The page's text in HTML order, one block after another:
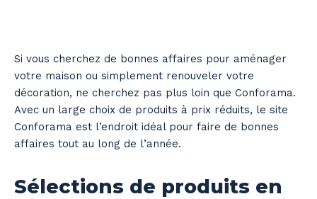
Si vous cherchez de bonnes affaires pour aménager
votre maison ou simplement renouveler votre
décoration, ne cherchez pas plus loin que Conforama.
Avec un large choix de produits à prix réduits, le site
Conforama est l’endroit idéal pour faire de bonnes
affaires tout au long de l’année.
Sélections de produits en